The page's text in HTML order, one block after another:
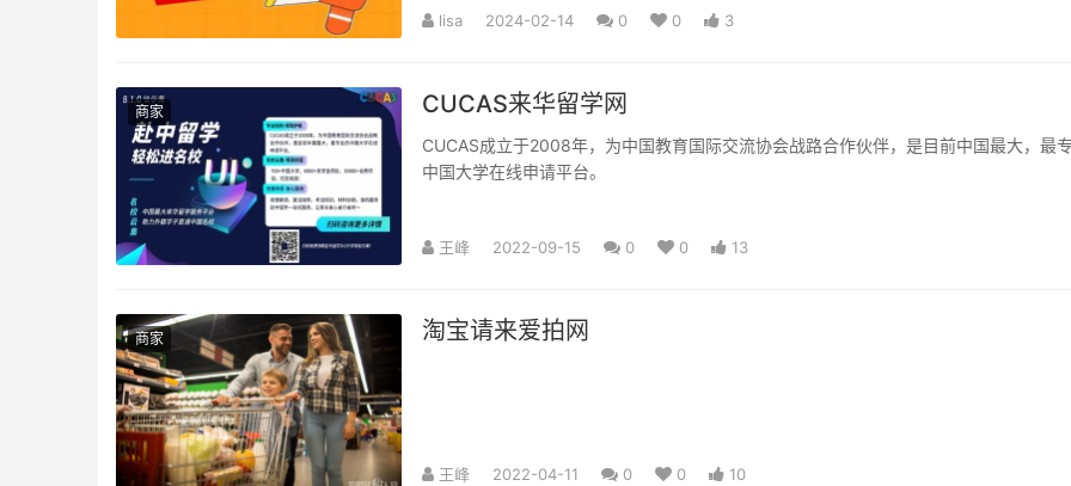
lisa 2024-02-14 0 0 3
商家 CUCAS来华留学网
CUCAS成立于2008年，为中国教育国际交流协会战路合作伙伴，是目前中国最大，最
中国大学在线申请平台。
王峰 2022-09-15 0 0 13
商家 淘宝请来爱拍网
王峰 2022-04-11 0 0 10